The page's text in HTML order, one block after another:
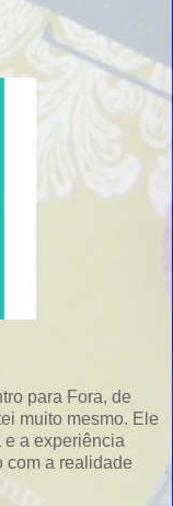
para Fora, de
muito mesmo. Ele
a experiência
com a realidade